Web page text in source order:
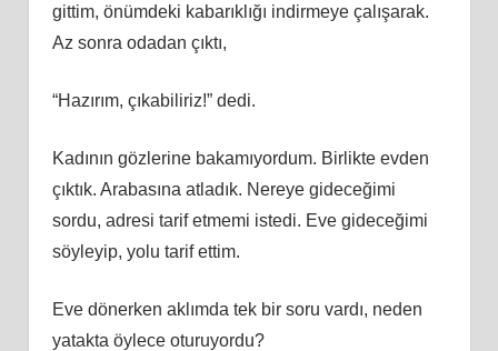
gittim, önümdeki kabarıklığı indirmeye çalışarak.
Az sonra odadan çıktı,
“Hazırım, çıkabiliriz!” dedi.
Kadının gözlerine bakamıyordum. Birlikte evden
çıktık. Arabasına atladık. Nereye gideceğimi
sordu, adresi tarif etmemi istedi. Eve gideceğimi
söyleyip, yolu tarif ettim.
Eve dönerken aklımda tek bir soru vardı, neden
yatakta öylece oturuyordu?